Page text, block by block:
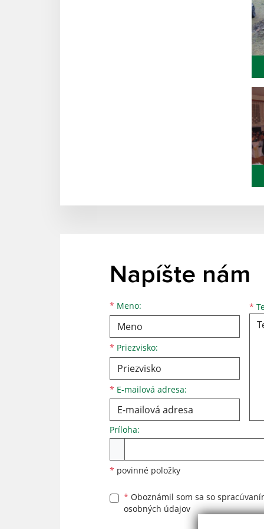
Napíšte nám
* Meno:
* Priezvisko:
* E-mailová adresa:
*
Príloha:
* povinné položky
* Oboznámil som sa so
osobných údajov